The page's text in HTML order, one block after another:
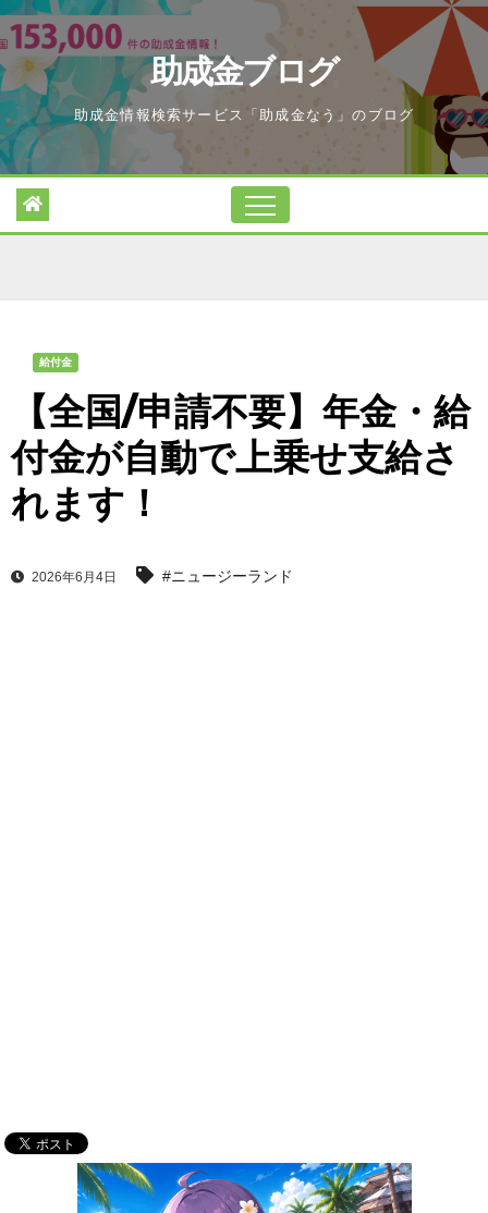
Skip
to
content
助成金ブログ
助成金情報検索サービス「助成金なう」のブログ
給付金
【全国/申請不要】年金・給
付金が自動で上乗せ支給さ
れます！
2026年6月4日 #ニュージーランド